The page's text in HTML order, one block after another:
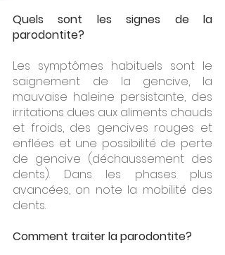
Quels sont les signes de la
parodontite?
Les symptômes habituels sont le
saignement de la gencive, la
mauvaise haleine persistante, des
irritations dues aux aliments chauds
et froids, des gencives rouges et
enflées et une possibilité de perte
de gencive (déchaussement des
dents). Dans les phases plus
avancées, on note la mobilité des
dents.
Comment traiter la parodontite?